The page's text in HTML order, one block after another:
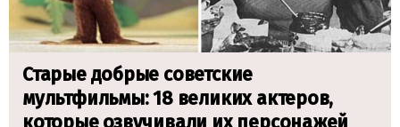
Старые добрые советские
мультфильмы: 18 великих актеров,